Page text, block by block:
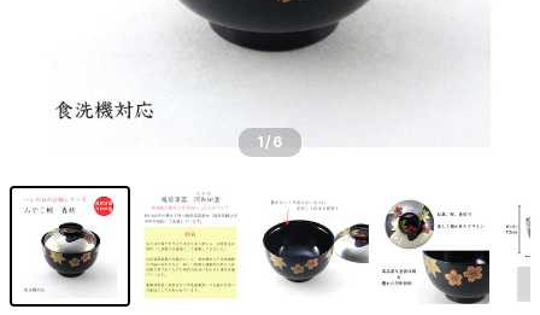
1/6